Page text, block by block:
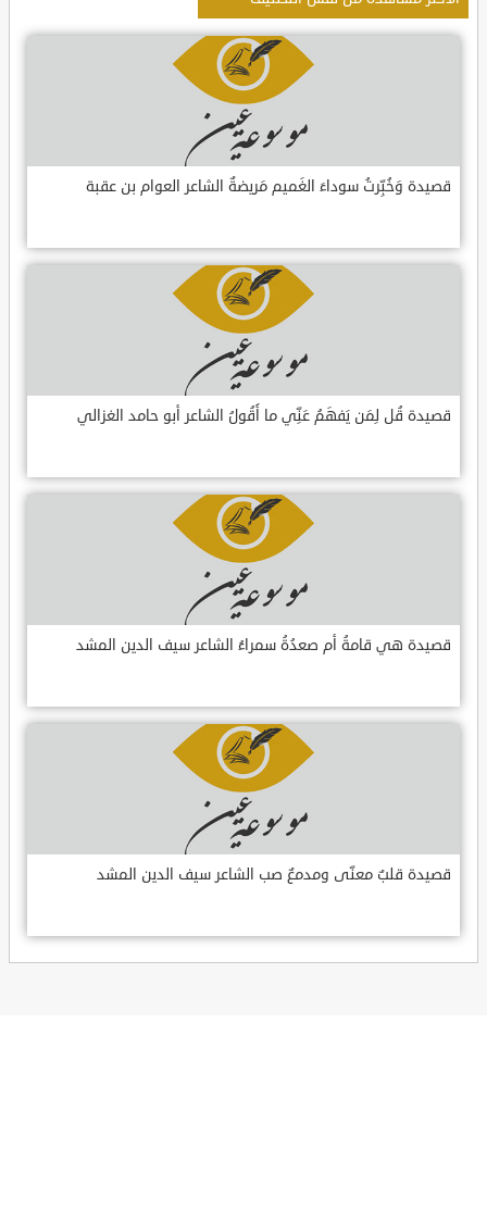
قصيدة وَخُبِّرتُ سوداءَ الغَميم مَريضةٌ الشاعر العوام بن عقبة
قصيدة قُل لِمَن يَفهَمُ عَنِّي ما أَقُولُ الشاعر أبو حامد الغزالي
قصيدة هي قامةُ أم صعدُةُ سمراءُ الشاعر سيف الدين المشد
قصيدة قلبٌ معنّى ومدمعٌ صب الشاعر سيف الدين المشد